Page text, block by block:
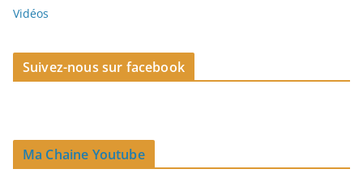
Vidéos
Suivez-nous sur facebook
Ma Chaine Youtube